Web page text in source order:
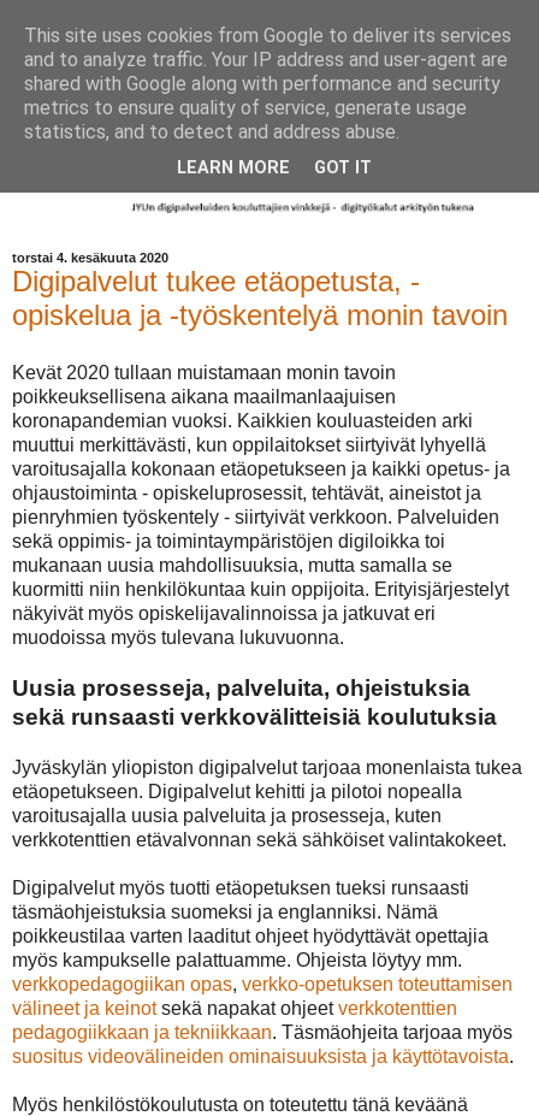
torstai 4. kesäkuuta 2020
Digipalvelut tukee etäopetusta, -
opiskelua ja -työskentelyä monin tavoin
Kevät 2020 tullaan muistamaan monin tavoin
poikkeuksellisena aikana maailmanlaajuisen
koronapandemian vuoksi. Kaikkien kouluasteiden arki
muuttui merkittävästi, kun oppilaitokset siirtyivät lyhyellä
varoitusajalla kokonaan etäopetukseen ja kaikki opetus- ja
ohjaustoiminta - opiskeluprosessit, tehtävät, aineistot ja
pienryhmien työskentely - siirtyivät verkkoon. Palveluiden
sekä oppimis- ja toimintaympäristöjen digiloikka toi
mukanaan uusia mahdollisuuksia, mutta samalla se
kuormitti niin henkilökuntaa kuin oppijoita. Erityisjärjestelyt
näkyivät myös opiskelijavalinnoissa ja jatkuvat eri
muodoissa myös tulevana lukuvuonna.
Uusia prosesseja, palveluita, ohjeistuksia
sekä runsaasti verkkovälitteisiä koulutuksia
Jyväskylän yliopiston digipalvelut tarjoaa monenlaista tukea
etäopetukseen. Digipalvelut kehitti ja pilotoi nopealla
varoitusajalla uusia palveluita ja prosesseja, kuten
verkkotenttien etävalvonnan sekä sähköiset valintakokeet.
Digipalvelut myös tuotti etäopetuksen tueksi runsaasti
täsmäohjeistuksia suomeksi ja englanniksi. Nämä
poikkeustilaa varten laaditut ohjeet hyödyttävät opettajia
myös kampukselle palattuamme. Ohjeista löytyy mm.
verkkopedagogiikan opas, verkko-opetuksen toteuttamisen
välineet ja keinotsekä napakat ohjeetverkkotenttien
pedagogiikkaan ja tekniikkaan. Täsmäohjeita tarjoaa myös
suositus videovälineiden ominaisuuksista ja käyttötavoista.
Myös henkilöstökoulutusta on toteutettu tänä keväänä
This site uses cookies from Google to deliver its services
and to analyze traffic. Your IP address and user-agent are
shared with Google along with performance and security
metrics to ensure quality of service, generate usage
statistics, and to detect and address abuse.
LEARN MORE GOT IT